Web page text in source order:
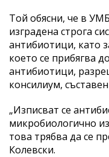
Той обясни, че в
изградена строга
антибиотици, като
което се прибягва
антибиотици,
консилиум,
„Изписват се
микробиологично
това трябва да се
Колевски.